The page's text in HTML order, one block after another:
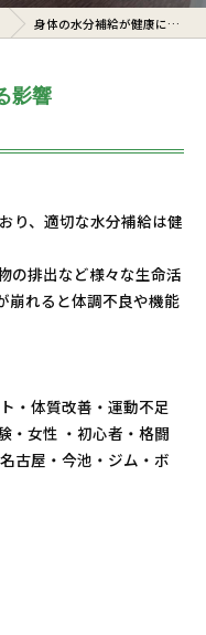
身体の水分補給が健康に与える影響
影響
り、適切な水分補給は健
の排出など様々な生命活
崩れると体調不良や機能
・体質改善・運動不足
・女性 ・初心者・格闘
古屋・今池・ジム・ボ